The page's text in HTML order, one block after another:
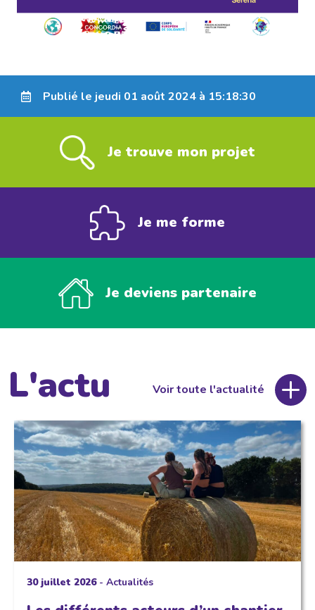
Publié le jeudi 01 août 2024 à 15:18:30
Je trouve mon projet
Je me forme
Je deviens partenaire
L'actu Voir toute l'actualité
30 juillet 2026- Actualités